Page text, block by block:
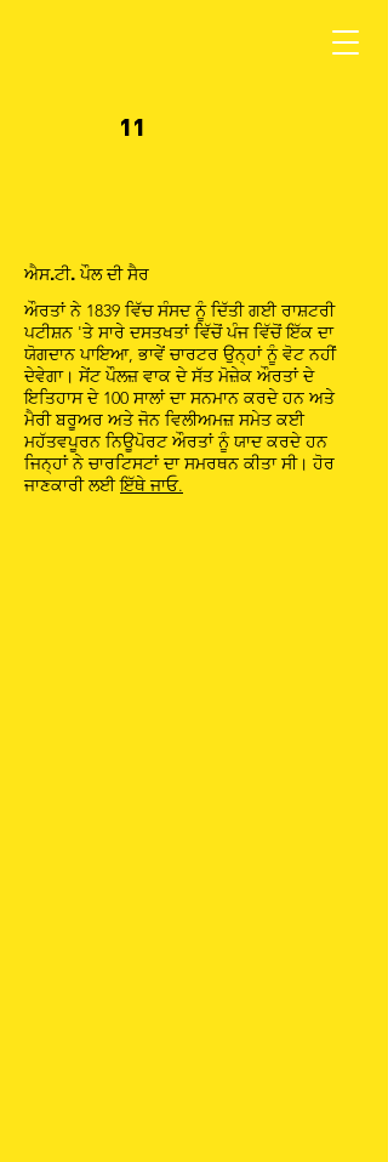
11
ਐਸ.ਟੀ. ਪੌਲ ਦੀ ਸੈਰ
ਔਰਤਾਂ ਨੇ 1839 ਵਿੱਚ ਸੰਸਦ ਨੂੰ ਦਿੱਤੀ ਗਈ ਰਾਸ਼ਟਰੀ
ਪਟੀਸ਼ਨ 'ਤੇ ਸਾਰੇ ਦਸਤਖਤਾਂ ਵਿੱਚੋਂ ਪੰਜ ਵਿੱਚੋਂ ਇੱਕ ਦਾ
ਯੋਗਦਾਨ ਪਾਇਆ, ਭਾਵੇਂ ਚਾਰਟਰ ਉਨ੍ਹਾਂ ਨੂੰ ਵੋਟ ਨਹੀਂ
ਦੇਵੇਗਾ। ਸੇਂਟ ਪੌਲਜ਼ ਵਾਕ ਦੇ ਸੱਤ ਮੋਜ਼ੇਕ ਔਰਤਾਂ ਦੇ
ਇਤਿਹਾਸ ਦੇ 100 ਸਾਲਾਂ ਦਾ ਸਨਮਾਨ ਕਰਦੇ ਹਨ ਅਤੇ
ਮੈਰੀ ਬਰੂਅਰ ਅਤੇ ਜੋਨ ਵਿਲੀਅਮਜ਼ ਸਮੇਤ ਕਈ
ਮਹੱਤਵਪੂਰਨ ਨਿਊਪੋਰਟ ਔਰਤਾਂ ਨੂੰ ਯਾਦ ਕਰਦੇ ਹਨ
ਜਿਨ੍ਹਾਂ ਨੇ ਚਾਰਟਿਸਟਾਂ ਦਾ ਸਮਰਥਨ ਕੀਤਾ ਸੀ। ਹੋਰ
ਜਾਣਕਾਰੀ ਲਈਇੱਥੇ ਜਾਓ.